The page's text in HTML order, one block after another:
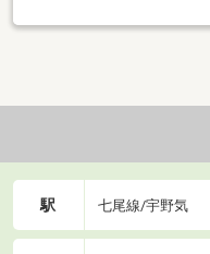
駅 七尾線/宇野気